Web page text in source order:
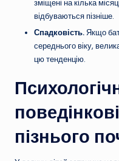
зміщені на кілька
відбуваються пізніше.
Спадковість.Якщо
середнього віку,
цю тенденцію.
пізнього